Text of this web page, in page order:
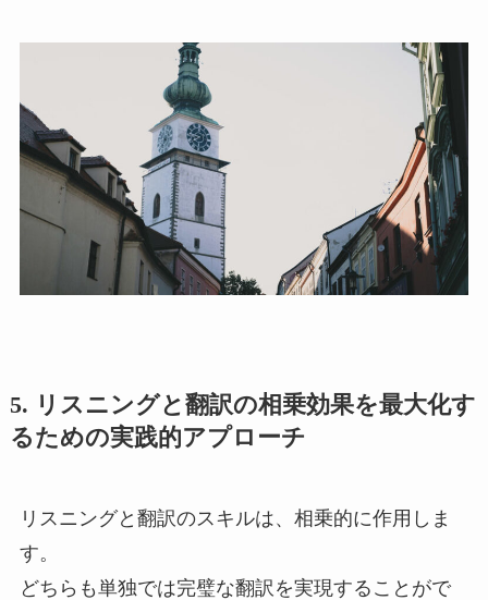
5. リスニングと翻訳の相乗効果を最大化す
るための実践的アプローチ
リスニングと翻訳のスキルは、相乗的に作用しま
す。
どちらも単独では完璧な翻訳を実現することがで